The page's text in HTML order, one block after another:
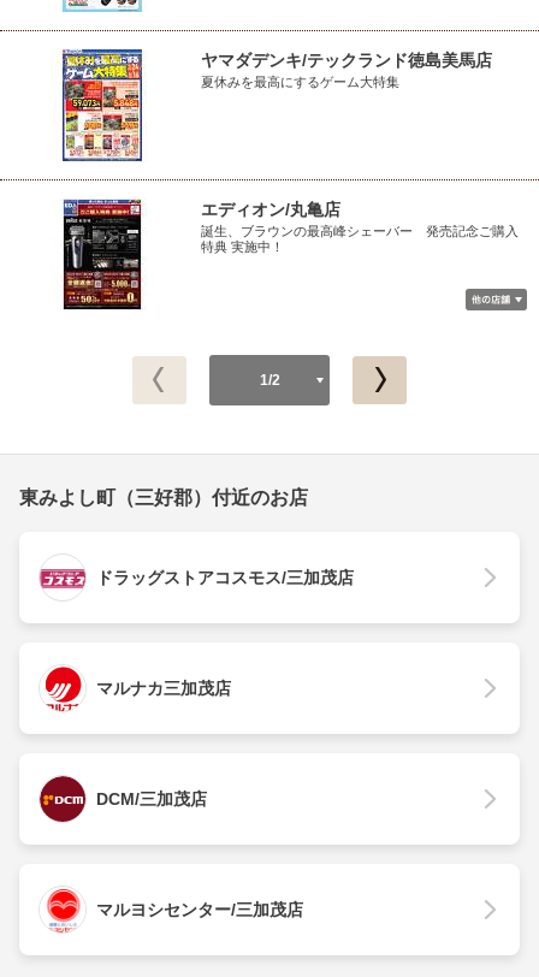
ヤマダデンキ/テックランド徳島美馬店
夏休みを最高にするゲーム大特集
エディオン/丸亀店
誕生、ブラウンの最高峰シェーバー 発売記念ご購入
特典 実施中！
1/2
東みよし町（三好郡）付近のお店
ドラッグストアコスモス/三加茂店
マルナカ三加茂店
DCM/三加茂店
マルヨシセンター/三加茂店